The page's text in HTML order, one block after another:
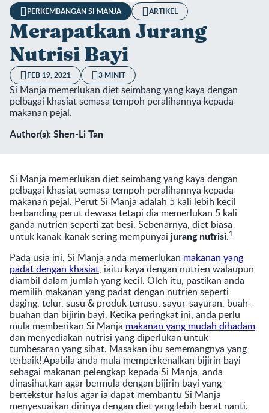
PERKEMBANGAN SI MANJA ARTIKEL
Merapatkan Jurang
Nutrisi Bayi
FEB 19, 2021 3 MINIT
Si Manja memerlukan diet seimbang yang kaya dengan
pelbagai khasiat semasa tempoh peralihannya kepada
makanan pejal.
Author(s): Shen-Li Tan
Si Manja memerlukan diet seimbang yang kaya dengan
pelbagai khasiat semasa tempoh peralihannya kepada
makanan pejal. Perut Si Manja adalah 5 kali lebih kecil
berbanding perut dewasa tetapi dia memerlukan 5 kali
ganda nutrien seperti zat besi. Sebenarnya, diet biasa
untuk kanak-kanak sering mempunyai jurang nutrisi.1
Pada usia ini, Si Manja anda memerlukan makanan yang
padat dengan khasiat, iaitu kaya dengan nutrien walaupun
diambil dalam jumlah yang kecil. Oleh itu, pastikan anda
memilih makanan yang padat dengan nutrien seperti
daging, telur, susu & produk tenusu, sayur-sayuran, buah-
buahan dan bijirin bayi. Ketika peringkat ini, anda perlu
mula memberikan Si Manja makanan yang mudah dihadam
dan menyediakan nutrisi yang diperlukan untuk
tumbesaran yang sihat. Masakan ibu sememangnya yang
terbaik! Apabila anda mula memperkenalkan bijirin bayi
sebagai makanan pelengkap kepada Si Manja, anda
dinasihatkan agar bermula dengan bijirin bayi yang
bertekstur halus agar ia dapat membantu Si Manja
menyesuaikan dirinya dengan diet yang lebih berat nanti.